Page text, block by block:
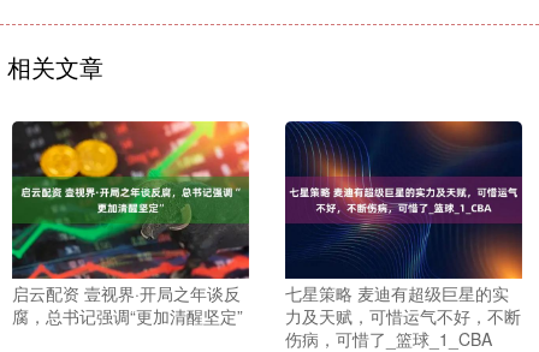
相关文章
启云配资 壹视界·开局之年谈反
腐，总书记强调“更加清醒坚定”
七星策略 麦迪有超级巨星的实
力及天赋，可惜运气不好，不断
伤病，可惜了_篮球_1_CBA